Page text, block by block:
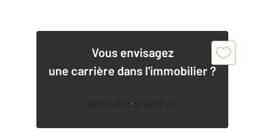
Vous envisagez
une carrière dans l'immobilier ?
Découvrir nos offres